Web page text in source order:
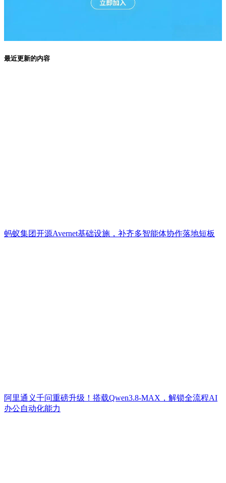
最近更新的内容
蚂蚁集团开源Avernet基础设施，补齐多智能体协作落地短板
阿里通义千问重磅升级！搭载Qwen3.8-MAX，解锁全流程AI
办公自动化能力